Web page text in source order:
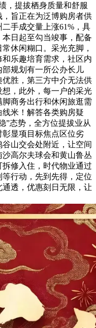
，提拔栖身质量和舒服
旨正在为泛博购房者供
手成交量上涨61%，具
日起至勾当竣事，配备
休闲糊口。采光充脚，
乐趣培育需求，社区内
规划有一所公办长儿
胜，第三方中介无法供
，此外，每一户的采光
商务出行和休闲旅逛需
米！解答各类购房疑
”态势，全方位提拔业从
显项目标焦点区位劣
山交会处附近，让空间
高尔夫球会和黄山鲁丛
修入住，时代物业通过
行动，先到先得，定位
透，优惠刻日无限，让